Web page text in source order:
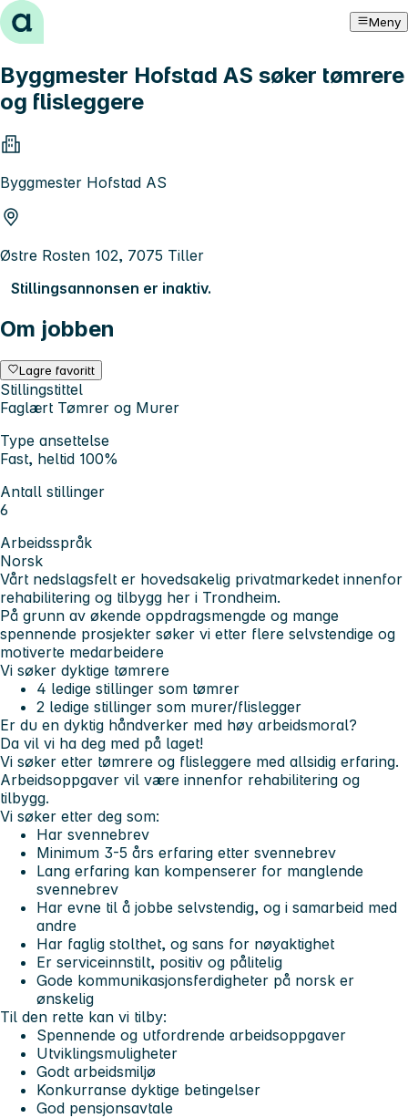
Hopp til innhold Meny
Byggmester Hofstad AS søker tømrere
og flisleggere
Byggmester Hofstad AS
Østre Rosten 102, 7075 Tiller
Stillingsannonsen er inaktiv.
Om jobben
Lagre favoritt
Stillingstittel
Faglært Tømrer og Murer
Type ansettelse
Fast, heltid 100%
Antall stillinger
6
Arbeidsspråk
Norsk
Vårt nedslagsfelt er hovedsakelig privatmarkedet innenfor
rehabilitering og tilbygg her i Trondheim.
På grunn av økende oppdragsmengde og mange
spennende prosjekter søker vi etter flere selvstendige og
motiverte medarbeidere
Vi søker dyktige tømrere
4 ledige stillinger som tømrer
2 ledige stillinger som murer/flislegger
Er du en dyktig håndverker med høy arbeidsmoral?
Da vil vi ha deg med på laget!
Vi søker etter tømrere og flisleggere med allsidig erfaring.
Arbeidsoppgaver vil være innenfor rehabilitering og
tilbygg.
Vi søker etter deg som:
Har svennebrev
Minimum 3-5 års erfaring etter svennebrev
Lang erfaring kan kompenserer for manglende
svennebrev
Har evne til å jobbe selvstendig, og i samarbeid med
andre
Har faglig stolthet, og sans for nøyaktighet
Er serviceinnstilt, positiv og pålitelig
Gode kommunikasjonsferdigheter på norsk er
ønskelig
Til den rette kan vi tilby:
Spennende og utfordrende arbeidsoppgaver
Utviklingsmuligheter
Godt arbeidsmiljø
Konkurranse dyktige betingelser
God pensjonsavtale